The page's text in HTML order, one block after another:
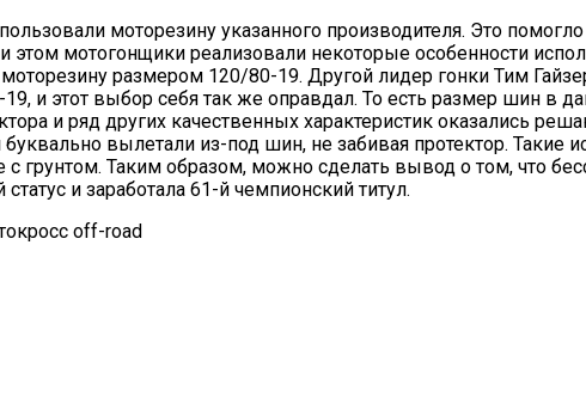
моторезину указанного производителя. Это
мотогонщики реализовали некоторые особенности
размером 120/80-19. Другой лидер гонки Тим
и этот выбор себя так же оправдал. То есть размер шин в
и ряд других качественных характеристик оказались
буквально вылетали из-под шин, не забивая протектор.
с грунтом. Таким образом, можно сделать вывод о том, что
и заработала 61-й чемпионский титул.